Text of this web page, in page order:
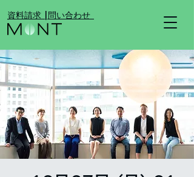
​資料請求 |​問い合わせ